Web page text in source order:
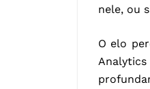
nele, ou
O elo